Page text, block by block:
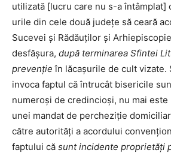
utilizată [lucru care nu s-a întâmplat]
urile din cele două județe să ceară
Sucevei și Rădăuților și
desfășura, după terminarea Sfintei
prevenție în lăcașurile de cult vizate.
invoca faptul că întrucât bisericile
numeroși de credincioși, nu mai
unei mandat de percheziție
către autorități a acordului
faptului că sunt incidente proprietăți